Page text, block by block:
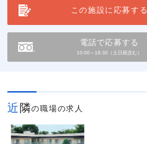
この施設に応募する
電話で応募する
10:00～18:30（土日祝含む）
近隣の職場の求人